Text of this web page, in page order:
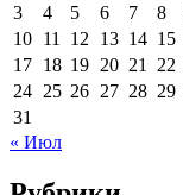
3
4 5 6 7 8
10 11 12 13 14 15
17 18 19 20 21 22
24 25 26 27 28 29
31
« Июл